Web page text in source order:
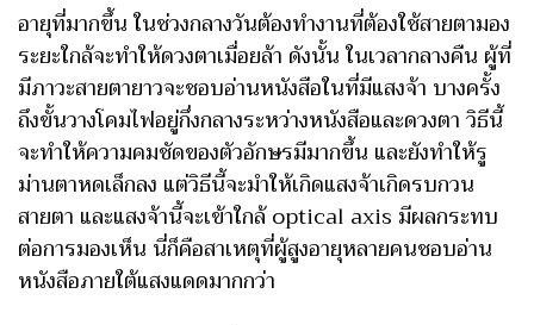
อายุที่มากขึ้น ในช่วงกลางวันต้องทำงานที่ต้องใช้สายตามอง
ระยะใกล้จะทำให้ดวงตาเมื่อยล้า ดังนั้น ในเวลากลางคืน ผู้ที่
มีภาวะสายตายาวจะชอบอ่านหนังสือในที่มีแสงจ้า บางครั้ง
ถึงขั้นวางโคมไฟอยู่กึ่งกลางระหว่างหนังสือและดวงตา วิธีนี้
จะทำให้ความคมชัดของตัวอักษรมีมากขึ้น และยังทำให้รู
ม่านตาหดเล็กลง แต่วิธีนี้จะมำให้เกิดแสงจ้าเกิดรบกวน
สายตา และแสงจ้านี้จะเข้าใกล้ optical axis มีผลกระทบ
ต่อการมองเห็น นี่ก็คือสาเหตุที่ผู้สูงอายุหลายคนชอบอ่าน
หนังสือภายใต้แสงแดดมากกว่า